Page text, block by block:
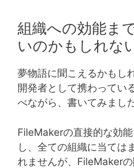
組織への効能ま
いのかもしれな
夢物語に聞こえるかもし
開発者として携わってい
べながら、書いてみました
FileMakerの直接的な効
し、全ての組織に当ては
れませんが、FileMaker